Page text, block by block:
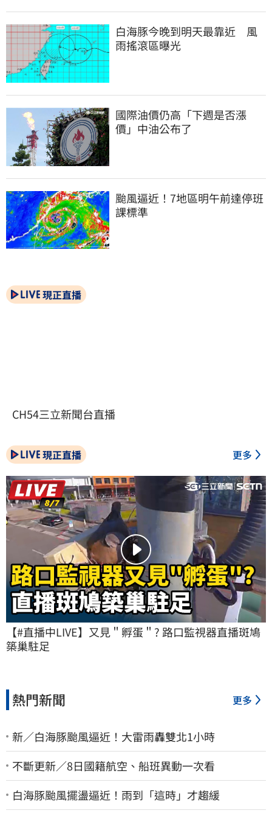
白海豚今晚到明天最靠近　風
雨搖滾區曝光
國際油價仍高「下週是否漲
價」中油公布了
颱風逼近！7地區明午前達停班
課標準
現正直播
CH54三立新聞台直播
現正直播 更多
【#直播中LIVE】又見＂孵蛋＂? 路口監視器直播斑鳩
築巢駐足
熱門新聞 更多
新／白海豚颱風逼近！大雷雨轟雙北1小時
不斷更新／8日國籍航空、船班異動一次看
白海豚颱風擺盪逼近！雨到「這時」才趨緩